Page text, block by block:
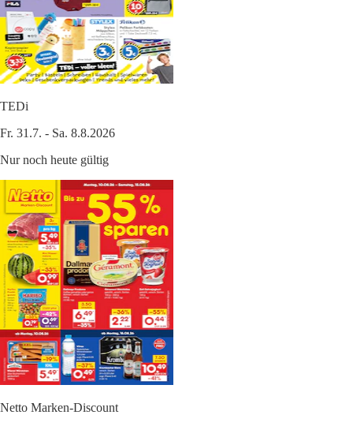
TEDi
Fr. 31.7. - Sa. 8.8.2026
Nur noch heute gültig
Netto Marken-Discount